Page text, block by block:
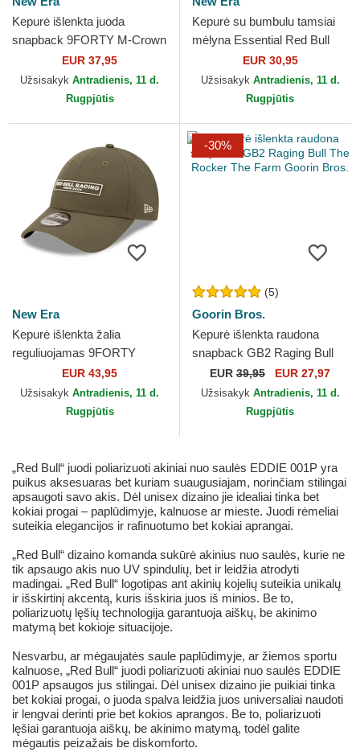
Kepurė išlenkta juoda
snapback 9FORTY M-Crown
Washed Red Bull Racing
Formula 1 New Era
EUR 37,95
Užsisakyk Antradienis, 11 d.
Rugpjūtis
Kepurė su bumbulu tamsiai
mėlyna Essential Red Bull
Racing Formula 1 New Era
EUR 30,95
Užsisakyk Antradienis, 11 d.
Rugpjūtis
New Era
Kepurė išlenkta žalia
reguliuojamas 9FORTY
REPREVE Wordmark Red
Bull Racing Formula 1 New
EUR 43,95
Užsisakyk Antradienis, 11 d.
Rugpjūtis
-30%
(5)
Goorin Bros.
Kepurė išlenkta raudona
snapback GB2 Raging Bull
The Rocker The Farm Goorin
Bros.
EUR 39,95 EUR 27,97
Užsisakyk Antradienis, 11 d.
Rugpjūtis
„Red Bull“ juodi poliarizuoti akiniai nuo saulės EDDIE 001P yra
puikus aksesuaras bet kuriam suaugusiajam, norinčiam stilingai
apsaugoti savo akis. Dėl unisex dizaino jie idealiai tinka bet
kokiai progai – paplūdimyje, kalnuose ar mieste. Juodi rėmeliai
suteikia elegancijos ir rafinuotumo bet kokiai aprangai.
„Red Bull“ dizaino komanda sukūrė akinius nuo saulės, kurie ne
tik apsaugo akis nuo UV spindulių, bet ir leidžia atrodyti
madingai. „Red Bull“ logotipas ant akinių kojelių suteikia unikalų
ir išskirtinį akcentą, kuris išskiria juos iš minios. Be to,
poliarizuotų lęšių technologija garantuoja aiškų, be akinimo
matymą bet kokioje situacijoje.
Nesvarbu, ar mėgaujatės saule paplūdimyje, ar žiemos sportu
kalnuose, „Red Bull“ juodi poliarizuoti akiniai nuo saulės EDDIE
001P apsaugos jus stilingai. Dėl unisex dizaino jie puikiai tinka
bet kokiai progai, o juoda spalva leidžia juos universaliai naudoti
ir lengvai derinti prie bet kokios aprangos. Be to, poliarizuoti
lęšiai garantuoja aiškų, be akinimo matymą, todėl galite
mėgautis peizažais be diskomforto.